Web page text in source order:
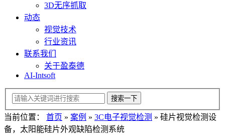
3D无序抓取
动态
视觉技术
行业资讯
联系我们
关于盈泰德
AI-Intsoft
当前位置： 首页 » 案例 » 3C电子视觉检测 » 硅片视觉检测设
备，太阳能硅片外观缺陷检测系统